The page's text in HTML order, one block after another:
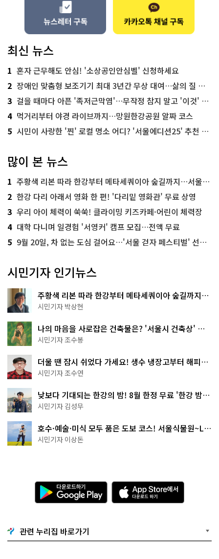
최신 뉴스
1 혼자 근무해도 안심! '소상공인안심벨' 신청하세요
2 장애인 맞춤형 보조기기 최대 3년간 무상 대여…삶의 질 높인다
3 걸을 때마다 아픈 '족저근막염'…무작정 참지 말고 '이것' 해보세요!
4 먹거리부터 야경 라이브까지…망원한강공원 알짜 코스
5 시민이 사랑한 '찐' 로컬 명소 어디? '서울에디션25' 추천 코스
많이 본 뉴스
1 주황색 리본 따라 한강부터 메타세쿼이아 숲길까지…서울둘레길 15코스
2 한강 다리 아래서 영화 한 편! '다리밑 영화관' 무료 상영
3 우리 아이 체력이 쑥쑥! 클라이밍 키즈카페·어린이 체력장
4 대학 다니며 일경험 '서영커' 캠프 모집…전액 무료
5 9월 20일, 차 없는 도심 걸어요…'서울 걷자 페스티벌' 선착순 5천명
시민기자 인기뉴스
주황색 리본 따라 한강부터 메타세쿼이아 숲길까지…
서울둘레길 15코스
시민기자 박상현
나의 마음을 사로잡은 건축물은? '서울시 건축상' 수
상작 공개!
시민기자 조수봉
더울 땐 잠시 쉬었다 가세요! 생수 냉장고부터 해피소
·무더위쉼터까지
시민기자 조수연
낮보다 기대되는 한강의 밤! 8월 한정 무료 '한강 밤
핑' 예약은?
시민기자 김성무
호수·예술·미식 모두 품은 도보 코스! 서울식물원~LG
아트센터~마곡테라스거리
시민기자 이상돈
다
운
로
기
G
o
A
p
p
e
관련 누리집 바로가기